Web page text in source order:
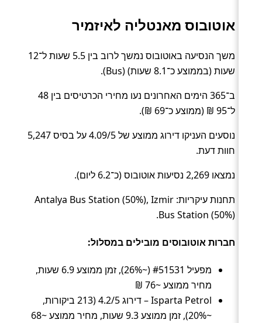
אוטובוס מאנטליה לאיזמיר
משך הנסיעה באוטובוס נמשך לרוב בין 5.5 שעות ל־12
שעות (בממוצע כ־8.1 שעות) (Bus).
ב־365 הימים האחרונים נעו מחירי הכרטיסים בין 48
ל־95 ₪ (ממוצע כ־69 ₪).
נוסעים העניקו דירוג ממוצע של 4.09/5 על בסיס 5,247
חוות דעת.
נמצאו 2,269 נסיעות אוטובוס (כ־6.2 ליום).
תחנות עיקריות: Antalya Bus Station (50%), Izmir
Bus Station (50%).
חברות אוטובוסים מובילים במסלול:
מפעיל #51531 (~26%), זמן ממוצע 6.9 שעות,
מחיר ממוצע ~76 ₪
Isparta Petrol – דירוג 4.2/5 (213 ביקורות,
~20%), זמן ממוצע 9.3 שעות, מחיר ממוצע ~68